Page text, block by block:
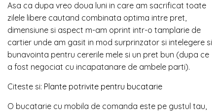
Asa ca dupa vreo doua luni in care am sacrificat toate
zilele libere cautand combinata optima intre pret,
dimensiune si aspect m-am oprint intr-o tamplarie de
cartier unde am gasit in mod surprinzator si intelegere si
bunavointa pentru cererile mele si un pret bun (dupa ce
a fost negociat cu incapatanare de ambele parti).
Citeste si: Plante potrivite pentru bucatarie
O bucatarie cu mobila de comanda este pe gustul tau,